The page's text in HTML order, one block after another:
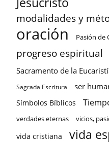
modalidades y
oración Pasión de
progreso espiritual
Sacramento de la
Sagrada Escritura ser
Símbolos Bíblicos
verdades eternas vicios,
vida cristiana vida